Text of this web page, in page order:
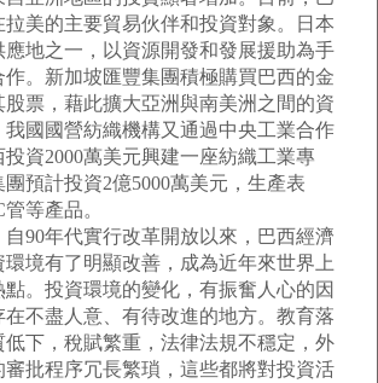
美的主要貿易伙伴和投資對象。日本
地之一，以資源開發和發展援助為手
。新加坡匯豐集團積極購買巴西的金
票，藉此擴大亞洲與南美洲之間的資
國國營紡織機構又通過中央工業合作
資2000萬美元興建一座紡織工業專
預計投資2億5000萬美元，生產表
等產品。
年代實行改革開放以來，巴西經濟
境有了明顯改善，成為近年來世界上
。投資環境的變化，有振奮人心的因
不盡人意、有待改進的地方。教育落
低下，稅賦繁重，法律法規不穩定，外
審批程序冗長繁瑣，這些都將對投資活